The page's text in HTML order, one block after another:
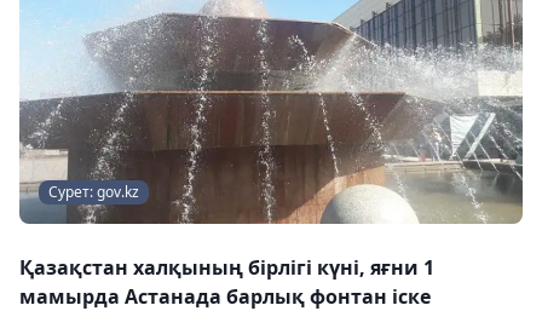
Сурет: gov.kz
Қазақстан халқының бірлігі күні, яғни 1
мамырда Астанада барлық фонтан іске